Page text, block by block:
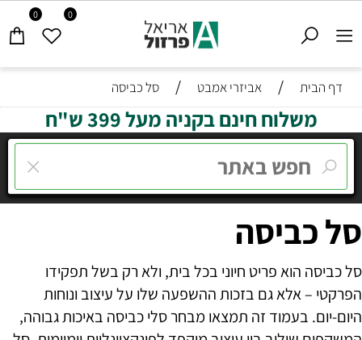
0 0
דף הבית / אביזרי אמבט / סל כביסה
משלוח חינם בקניה מעל 399 ש"ח
סל כביסה
סל כביסה הוא פריט חיוני בכל בית, ולא רק בשל תפקידו
הפרקטי – אלא גם בזכות ההשפעה שלו על עיצוב ונוחות
היום-יום. בעמוד זה תמצאו מבחר סלי כביסה באיכות גבוהה,